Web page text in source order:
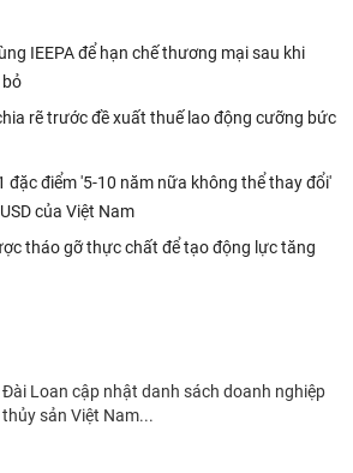
IEEPA để hạn chế thương mại sau khi
bỏ
rẽ trước đề xuất thuế lao động cưỡng bức
đặc điểm '5-10 năm nữa không thể thay đổi'
của Việt Nam
tháo gỡ thực chất để tạo động lực tăng
Đài Loan cập nhật danh sách doanh nghiệp
thủy sản Việt Nam...